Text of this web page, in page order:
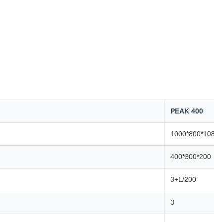
PEAK 400
400*300*200
3+L/200
3